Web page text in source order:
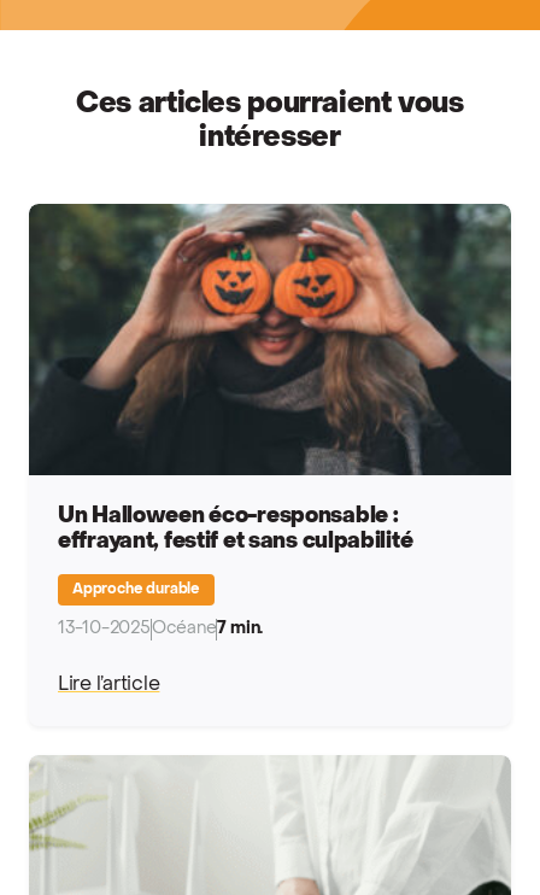
Ces articles pourraient vous
intéresser
Un Halloween éco-responsable :
effrayant, festif et sans culpabilité
Approche durable
13-10-2025Océane7 min.
Lire l’article